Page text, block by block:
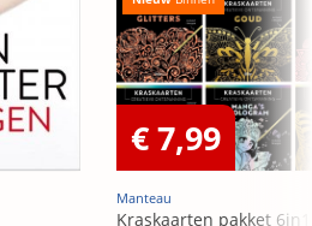
€ 7,99
Manteau
Kraskaarten pakket 6in1